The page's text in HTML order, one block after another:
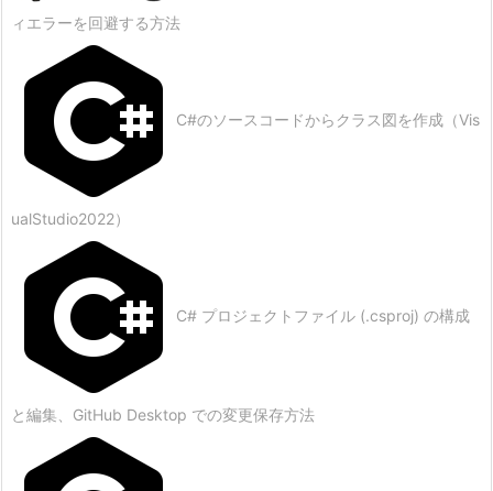
ィエラーを回避する方法
C#のソースコードからクラス図を作成（Vis
ualStudio2022）
C# プロジェクトファイル (.csproj) の構成
と編集、GitHub Desktop での変更保存方法